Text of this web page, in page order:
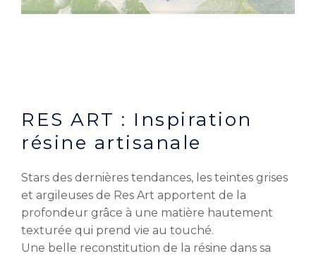
RES ART : Inspiration
résine artisanale
Stars des dernières tendances, les teintes grises
et argileuses de Res Art apportent de la
profondeur grâce à une matière hautement
texturée qui prend vie au touché.
Une belle reconstitution de la résine dans sa